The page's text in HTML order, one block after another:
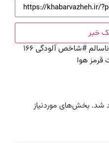
خبر
#شاخص آلودگی ۱۶۶
هوا
شد. بخش‌های موردنیاز